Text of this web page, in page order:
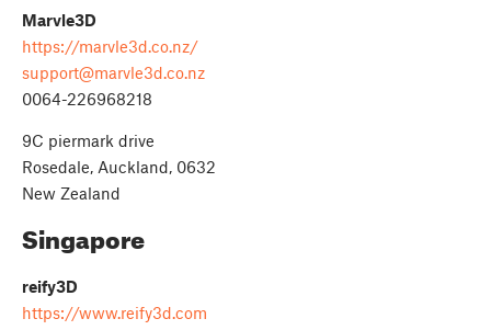
Marvle3D
https://marvle3d.co.nz/
support@marvle3d.co.nz
0064-226968218
9C piermark drive
Rosedale, Auckland, 0632
New Zealand
Singapore
reify3D
https://www.reify3d.com